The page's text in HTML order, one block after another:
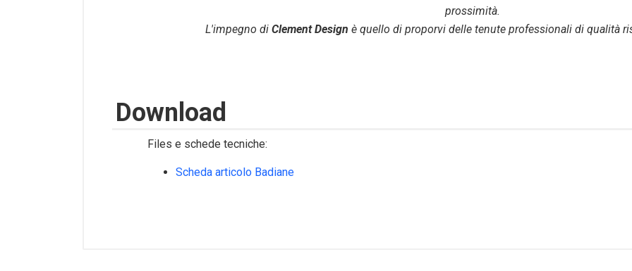
prossimità.
L'impegno di Clement Design è quello di proporvi delle tenute professionali di qualità
Download
Files e schede tecniche:
Scheda articolo Badiane